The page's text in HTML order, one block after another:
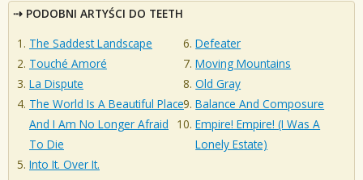
PODOBNI ARTYŚCI DO TEETH
The Saddest Landscape
Touché Amoré
La Dispute
The World Is A Beautiful Place
And I Am No Longer Afraid
To Die
Into It. Over It.
Defeater
Moving Mountains
Old Gray
Balance And Composure
Empire! Empire! (I Was A
Lonely Estate)